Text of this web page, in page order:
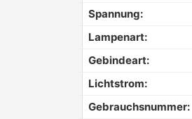
Spannung:
Lampenart:
Gebindeart:
Lichtstrom:
Gebrauchsnummer: